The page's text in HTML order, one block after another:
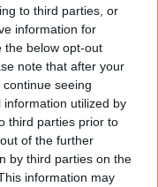
to third parties, or
information for
the below opt-out
note that after your
seeing
utilized by
third parties prior to
of the further
by third parties on the
information may